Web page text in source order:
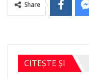
Share
CITEȘTE ȘI